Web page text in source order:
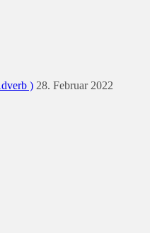
) 28. Februar 2022